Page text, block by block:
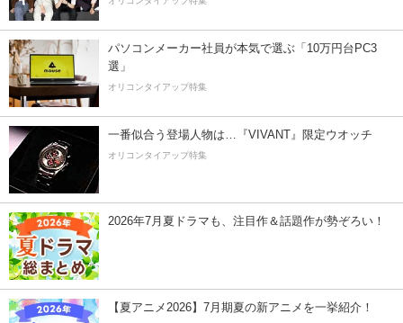
パソコンメーカー社員が本気で選ぶ「10万円台PC3
選」
オリコンタイアップ特集
一番似合う登場人物は…『VIVANT』限定ウオッチ
オリコンタイアップ特集
2026年7月夏ドラマも、注目作＆話題作が勢ぞろい！
【夏アニメ2026】7月期夏の新アニメを一挙紹介！